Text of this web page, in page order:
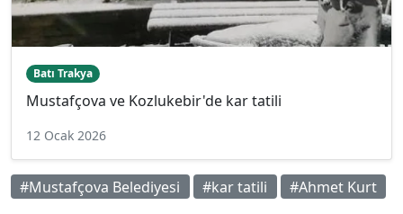
Batı Trakya
Mustafçova ve Kozlukebir'de kar tatili
12 Ocak 2026
#Mustafçova Belediyesi #kar tatili #Ahmet Kurt